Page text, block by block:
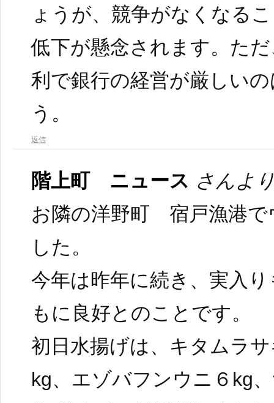
ょうが、競争がなくなる
低下が懸念されます。た
利で銀行の経営が厳しい
う。
返信
階上町 ニュース さんよ
お隣の洋野町 宿戸漁港で
した。
今年は昨年に続き、実入
もに良好とのことです。
初日水揚げは、キタムラ
kg、エゾバフンウニ６kg